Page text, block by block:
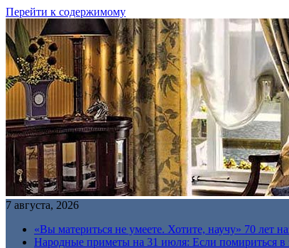
Перейти к содержимому
7 августа, 2026
«Вы материться не умеете. Хотите, научу» 70 лет
Народные приметы на 31 июля: Если помириться в